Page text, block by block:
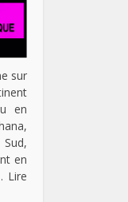
sur
en
en
Lire